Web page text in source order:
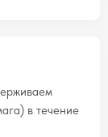
в течение